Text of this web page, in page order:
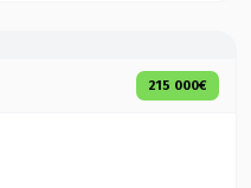
215 000€